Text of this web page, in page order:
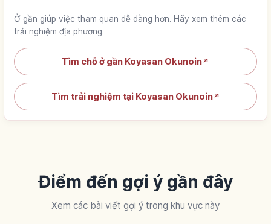
Ở gần giúp việc tham quan dễ dàng hơn. Hãy xem thêm các
trải nghiệm địa phương.
Tìm chỗ ở gần Koyasan Okunoin↗
Tìm trải nghiệm tại Koyasan Okunoin↗
Điểm đến gợi ý gần đây
Xem các bài viết gợi ý trong khu vực này